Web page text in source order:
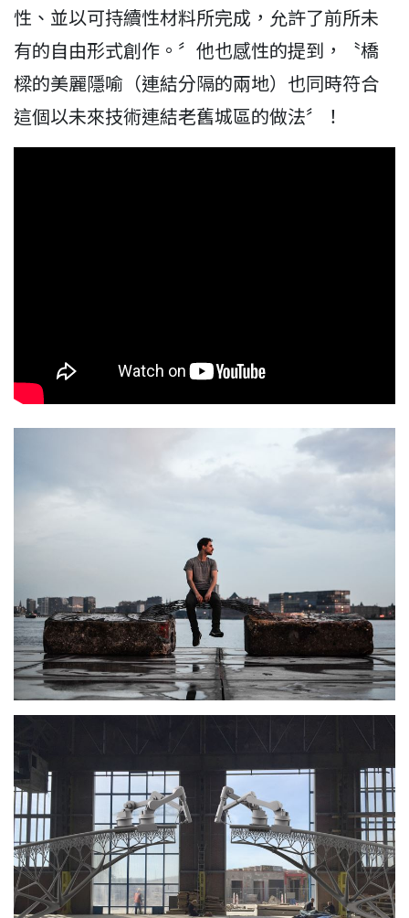
性、並以可持續性材料所完成，允許了前所未
有的自由形式創作。〞他也感性的提到，〝橋
樑的美麗隱喻（連結分隔的兩地）也同時符合
這個以未來技術連結老舊城區的做法〞！